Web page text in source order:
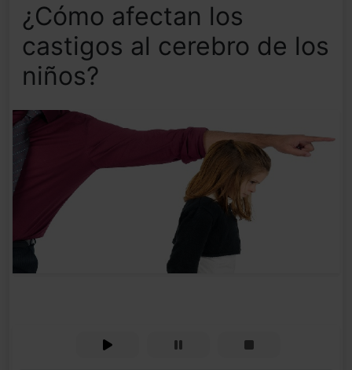
¿Cómo afectan los
castigos al cerebro de los
niños?